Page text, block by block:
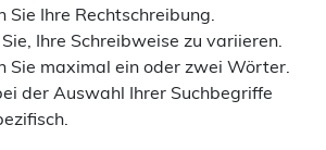
Sie Ihre Rechtschreibung.
Ihre Schreibweise zu variieren.
Sie maximal ein oder zwei Wörter.
der Auswahl Ihrer Suchbegriffe